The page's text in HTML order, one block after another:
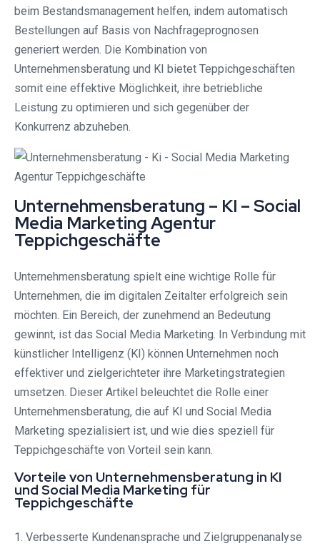
beim Bestandsmanagement helfen, indem automatisch
Bestellungen auf Basis von Nachfrageprognosen
generiert werden. Die Kombination von
Unternehmensberatung und KI bietet Teppichgeschäften
somit eine effektive Möglichkeit, ihre betriebliche
Leistung zu optimieren und sich gegenüber der
Konkurrenz abzuheben.
Unternehmensberatung – KI – Social
Media Marketing Agentur
Teppichgeschäfte
Unternehmensberatung spielt eine wichtige Rolle für
Unternehmen, die im digitalen Zeitalter erfolgreich sein
möchten. Ein Bereich, der zunehmend an Bedeutung
gewinnt, ist das Social Media Marketing. In Verbindung mit
künstlicher Intelligenz (KI) können Unternehmen noch
effektiver und zielgerichteter ihre Marketingstrategien
umsetzen. Dieser Artikel beleuchtet die Rolle einer
Unternehmensberatung, die auf KI und Social Media
Marketing spezialisiert ist, und wie dies speziell für
Teppichgeschäfte von Vorteil sein kann.
Vorteile von Unternehmensberatung in KI
und Social Media Marketing für
Teppichgeschäfte
1. Verbesserte Kundenansprache und Zielgruppenanalyse